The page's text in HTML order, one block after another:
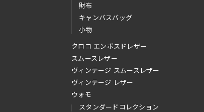
財布
キャンバスバッグ
小物
クロコ エンボスドレザー
スムースレザー
ヴィンテージ スムースレザー
ヴィンテージ レザー
ウォモ
スタンダードコレクション